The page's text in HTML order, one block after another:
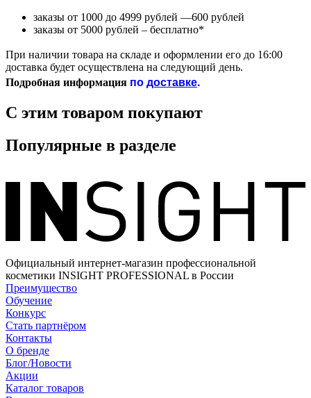
заказы от 1000 до 4999 рублей —600 рублей
заказы от 5000 рублей – бесплатно*
При наличии товара на складе и оформлении его до 16:00
доставка будет осуществлена на следующий день.
Подробная информация подоставке.
С этим товаром покупают
Популярные в разделе
Официальный интернет-магазин профессиональной
косметики INSIGHT PROFESSIONAL в России
Преимущество
Обучение
Конкурс
Стать партнёром
Контакты
О бренде
Блог/Новости
Акции
Каталог товаров